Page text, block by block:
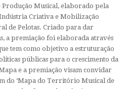
Produção Musical, elaborado pela
Criativa e Mobilização
de Pelotas. Criado para dar
a premiação foi elaborada através
tem como objetivo a estruturação
públicas para o crescimento da
e a premiação visam convidar
do ‘Mapa do Território Musical de